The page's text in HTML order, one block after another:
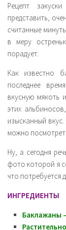
Рецепт
представить,
считанные
в меру
порадует.
Как известно
последнее
вкусную мякоть
этих
изысканный
можно
Ну, а сегодня
фото которой я
что потребуется
ИНГРЕДИЕНТЫ
Баклажаны